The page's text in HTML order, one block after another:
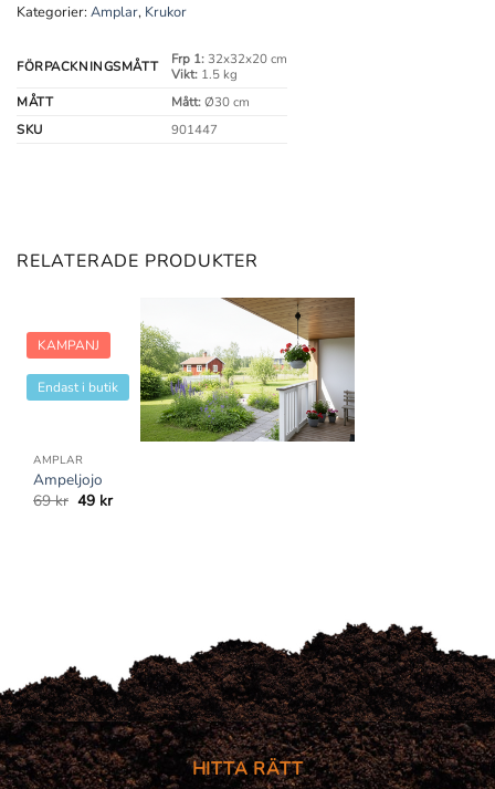
Kategorier: Amplar, Krukor
FÖRPACKNINGSMÅTT Frp 1:32x32x20 cm
Vikt:1.5 kg
MÅTT
Mått:Ø30 cm
SKU
901447
RELATERADE PRODUKTER
KAMPANJ
Endast i butik
AMPLAR
Ampeljojo
69kr Det
49 krDet
HITTA RÄTT